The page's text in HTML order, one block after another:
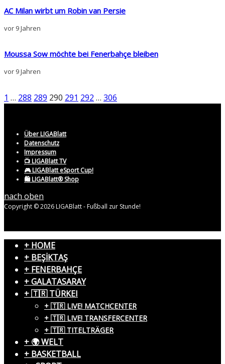
AC Milan wirbt um Robin van Persie
vor 9 Jahren
Moussa Sow möchte bei Fenerbahçe bleiben
vor 9 Jahren
1 … 288 289 290 291 292 … 306
Über LIGABlatt
Datenschutz
Impressum
📺 LIGABlatt TV
🎮 LIGABlatt eSport Cup!
🛍️ LIGABlatt® Shop
nach oben
Copyright © 2026 LIGABlatt - Fußball zur Stunde!
+ HOME
+ BEŞİKTAŞ
+ FENERBAHÇE
+ GALATASARAY
+ 🇹🇷 TÜRKEI
+ 🇹🇷 LIVE! MATCHCENTER
+ 🇹🇷 LIVE! TRANSFERCENTER
+ 🇹🇷 TITELTRÄGER
+ 🌍 WELT
+ BASKETBALL